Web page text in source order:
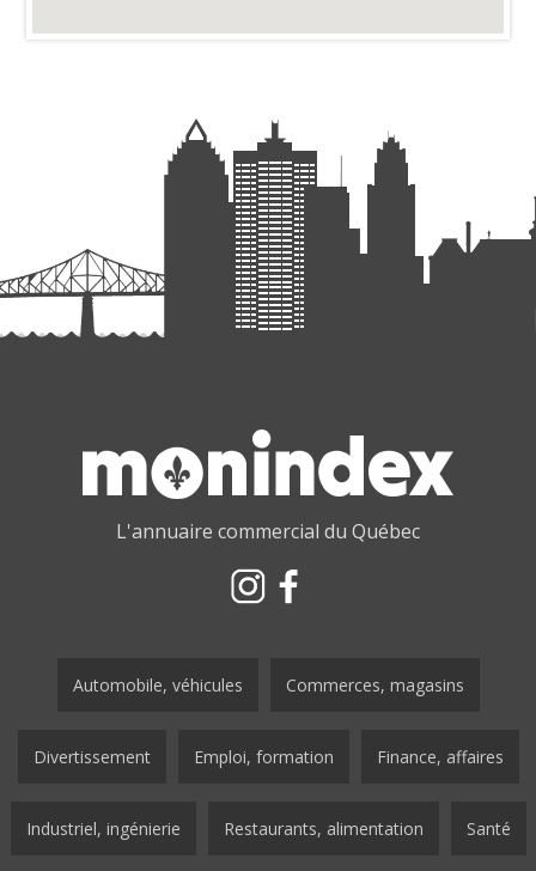
L'annuaire commercial du Québec
Automobile, véhicules Commerces, magasins
Divertissement Emploi, formation Finance, affaires
Industriel, ingénierie Restaurants, alimentation Santé